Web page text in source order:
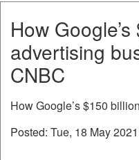
How
advertising
CNBC
How Google’s $150
Posted: Tue, 18 May